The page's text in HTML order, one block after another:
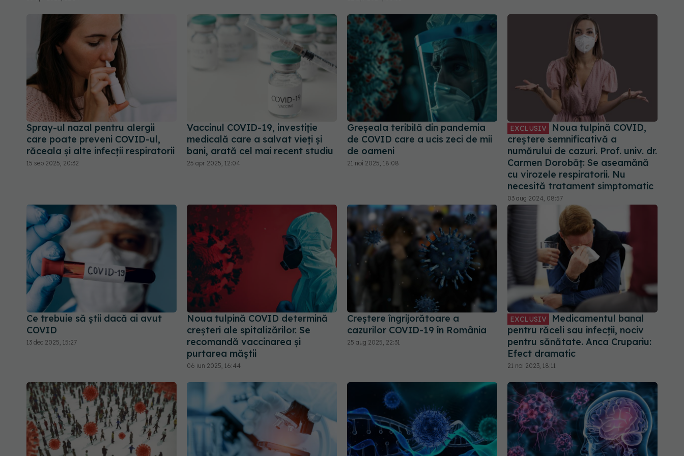
Spray-ul nazal pentru alergii
care poate preveni COVID-ul,
răceala și alte infecții respiratorii
15 sep 2025, 20:32
Vaccinul COVID-19, investiție
medicală care a salvat vieți și
bani, arată cel mai recent studiu
25 apr 2025, 12:04
Greșeala teribilă din pandemia
de COVID care a ucis zeci de mii
de oameni
21 noi 2025, 18:08
EXCLUSIV
Noua tulpină COVID,
creștere semnificativă a
numărului de cazuri. Prof. univ. dr.
Carmen Dorobăț: Se aseamănă
cu virozele respiratorii. Nu
necesită tratament simptomatic
03 aug 2024, 08:57
Ce trebuie să știi dacă ai avut
COVID
13 dec 2025, 15:27
Noua tulpină COVID determină
creșteri ale spitalizărilor. Se
recomandă vaccinarea și
purtarea măștii
06 iun 2025, 16:44
Creștere îngrijorătoare a
cazurilor COVID-19 în România
25 aug 2025, 22:31
EXCLUSIV
Medicamentul banal
pentru răceli sau infecții, nociv
pentru sănătate. Anca Crupariu:
Efect dramatic
21 noi 2023, 18:11